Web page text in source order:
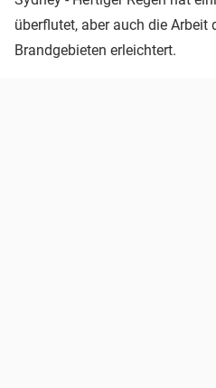
überflutet, aber auch die Arbeit
Brandgebieten erleichtert.